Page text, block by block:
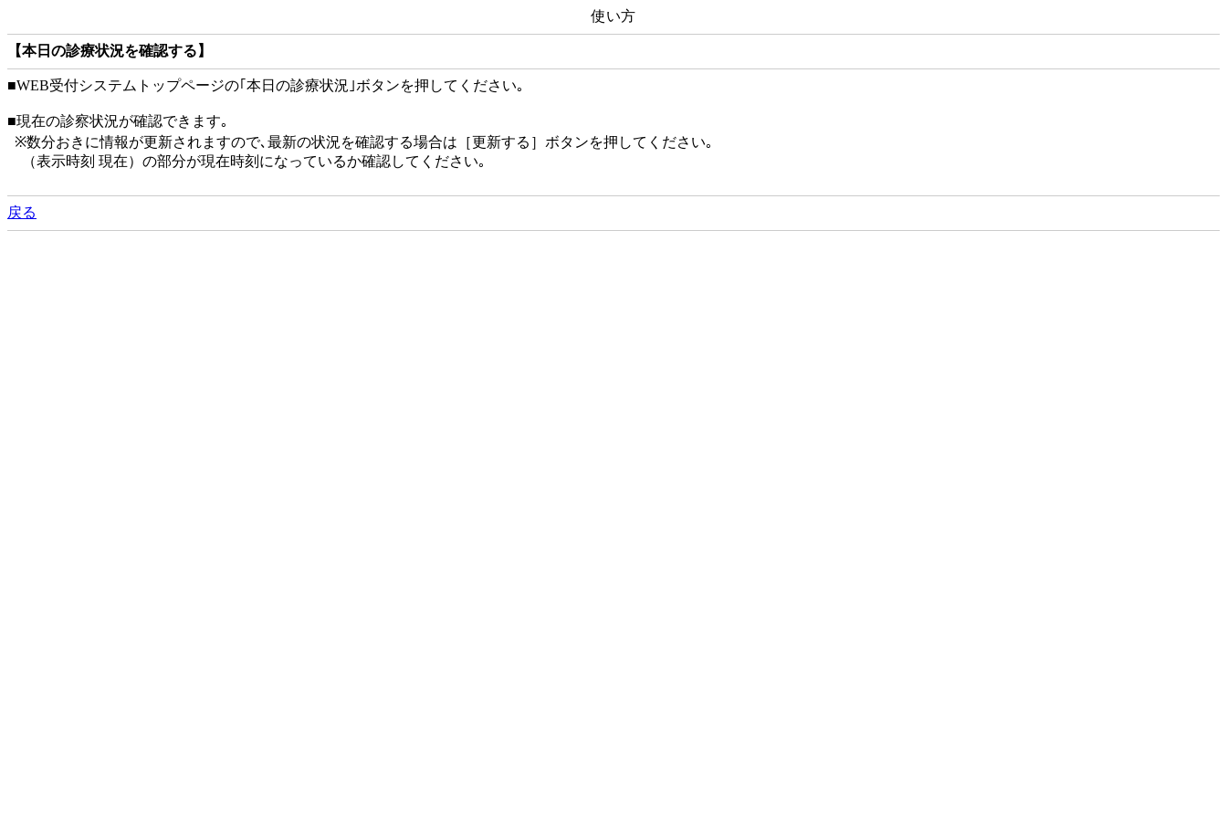
使い方
【本日の診療状況を確認する】
■WEB受付システムトップページの｢本日の診療状況｣ボタンを押してください｡
■現在の診察状況が確認できます｡
※数分おきに情報が更新されますので､最新の状況を確認する場合は［更新する］ボタンを押してください｡
（表示時刻 現在）の部分が現在時刻になっているか確認してください｡
戻る